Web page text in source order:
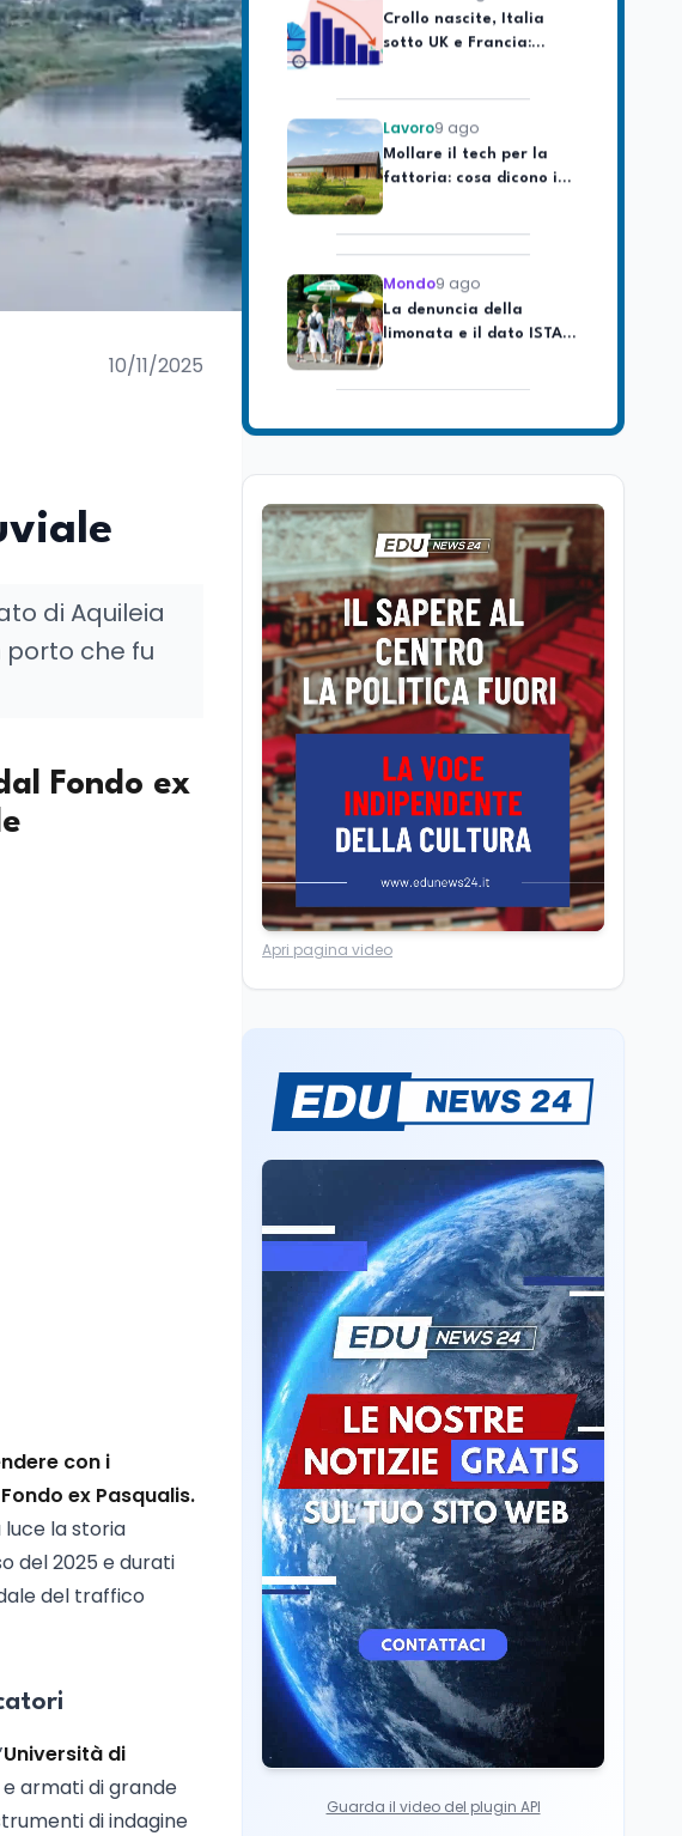
10/11/2025
di Aquileia
porto che fu
Fondo ex
con i
ex Pasqualis.
luce la storia
del 2025 e durati
del traffico
Università di
armati di grande
di indagine
sotto UK e Francia:
dietro il gap c'è il
Lavoro9 ago
Mollare il tech per la
fattoria: cosa dicono i
dati italiani nel 2025
Mondo9 ago
La denuncia della
limonata e il dato ISTAT
sul tempo online dei
Scuola9 ago
in Italia: quali lauree e
Lavoro9 ago
Salvini vuole tassare le
banche per aumentare
le pensioni: cosa cambia
Editoriali 9 ago
Crollo nascite, Italia
sotto UK e Francia:
dietro il gap c'è il
welfare
Lavoro9 ago
Mollare il tech per la
fattoria: cosa dicono i
Mondo9 ago
La denuncia della
Insegnare matematica
in Italia: quali lauree e
A-28
Lavoro9 ago
Salvini vuole tassare le
banche per aumentare
le pensioni: cosa cambia
Editoriali9 ago
Crollo nascite, Italia
sotto UK e Francia:
dietro il gap c'è il
welfare
Lavoro9 ago
Mollare il tech per la
fattoria: cosa dicono i
dati italiani nel 2025
Apri pagina video
Guarda il video del plugin API